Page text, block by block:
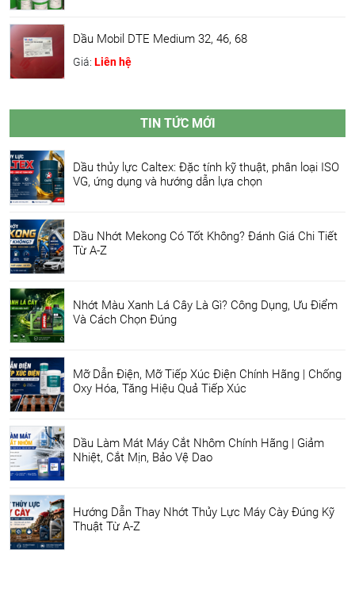
Dầu Mobil DTE Medium 32, 46, 68
Giá: Liên hệ
TIN TỨC MỚI
Dầu thủy lực Caltex: Đặc tính kỹ thuật, phân loại ISO
VG, ứng dụng và hướng dẫn lựa chọn
Dầu Nhớt Mekong Có Tốt Không? Đánh Giá Chi Tiết
Từ A-Z
Nhớt Màu Xanh Lá Cây Là Gì? Công Dụng, Ưu Điểm
Và Cách Chọn Đúng
Mỡ Dẫn Điện, Mỡ Tiếp Xúc Điện Chính Hãng | Chống
Oxy Hóa, Tăng Hiệu Quả Tiếp Xúc
Dầu Làm Mát Máy Cắt Nhôm Chính Hãng | Giảm
Nhiệt, Cắt Mịn, Bảo Vệ Dao
Hướng Dẫn Thay Nhớt Thủy Lực Máy Cày Đúng Kỹ
Thuật Từ A-Z